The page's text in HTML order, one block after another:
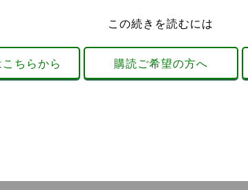
この続きを読むには
ちらから 購読ご希望の方へ